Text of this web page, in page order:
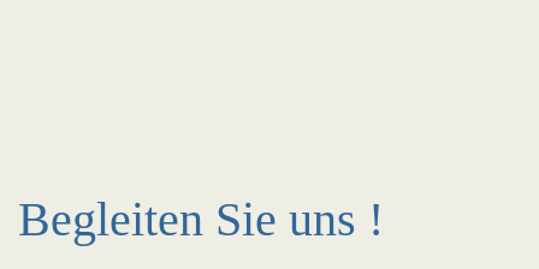
Begleiten Sie uns !